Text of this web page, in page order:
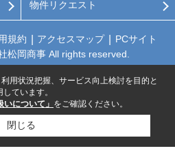
物件リクエスト
規約 アクセスマップ
PCサイト
松岡商事 All rights reserved.
用状況把握、サービス向上検討を目的と
ています。
いについて」 をご確認ください。
閉じる